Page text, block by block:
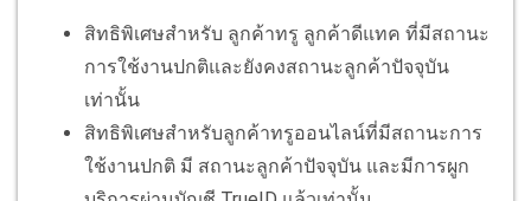
สิทธิพิเศษสำหรับ ลูกค้าทรู ลูกค้าดีแทค ที่มีสถานะ
การใช้งานปกติและยังคงสถานะลูกค้าปัจจุบัน
เท่านั้น
สิทธิพิเศษสำหรับลูกค้าทรูออนไลน์ที่มีสถานะการ
ใช้งานปกติ มี สถานะลูกค้าปัจจุบัน และมีการผูก